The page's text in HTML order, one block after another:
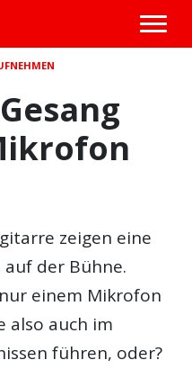
zeigen eine
der Bühne.
einem Mikrofon
also auch im
führen, oder?